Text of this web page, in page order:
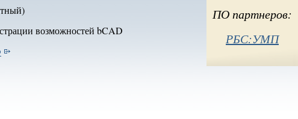
возможностей bCAD
ПО партнеров:
РБС:УМП